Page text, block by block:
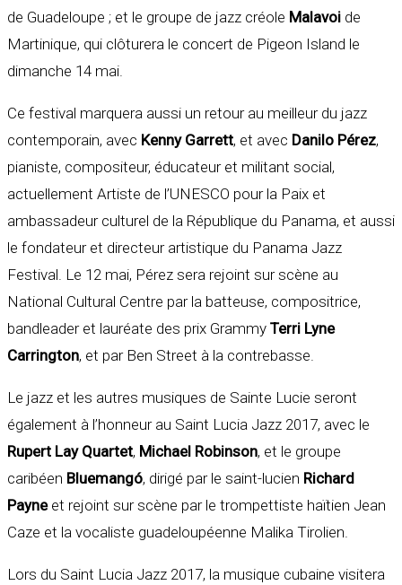
de Guadeloupe ; et le groupe de jazz créole Malavoi de
Martinique, qui clôturera le concert de Pigeon Island le
dimanche 14 mai.
Ce festival marquera aussi un retour au meilleur du jazz
contemporain, avec Kenny Garrett, et avec Danilo Pérez,
pianiste, compositeur, éducateur et militant social,
actuellement Artiste de l’UNESCO pour la Paix et
ambassadeur culturel de la République du Panama, et aussi
le fondateur et directeur artistique du Panama Jazz
Festival. Le 12 mai, Pérez sera rejoint sur scène au
National Cultural Centre par la batteuse, compositrice,
bandleader et lauréate des prix Grammy Terri Lyne
Carrington, et par Ben Street à la contrebasse.
Le jazz et les autres musiques de Sainte Lucie seront
également à l’honneur au Saint Lucia Jazz 2017, avec le
Rupert Lay Quartet, Michael Robinson, et le groupe
caribéen Bluemangó, dirigé par le saint-lucien Richard
Payneet rejoint sur scène par le trompettiste haïtien Jean
Caze et la vocaliste guadeloupéenne Malika Tirolien.
Lors du Saint Lucia Jazz 2017, la musique cubaine visitera